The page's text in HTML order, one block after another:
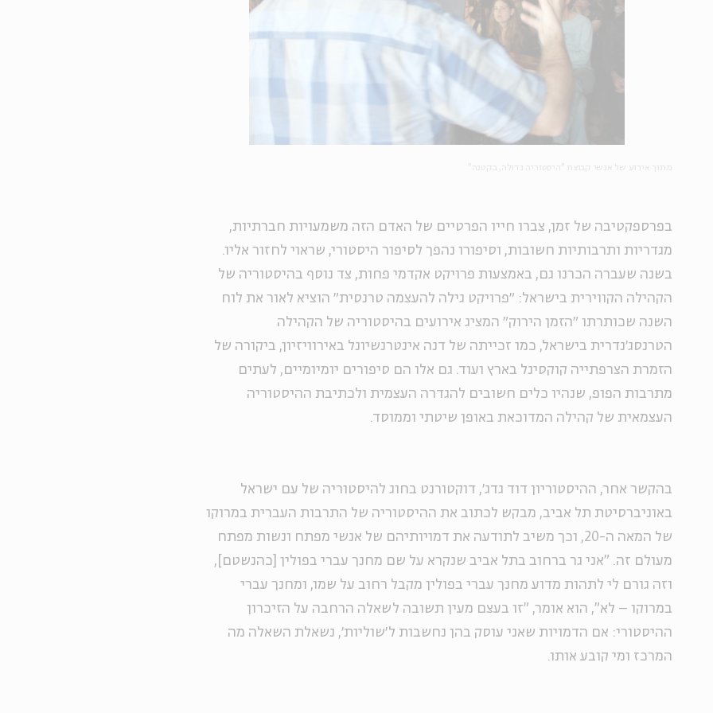
בפרספקטיבה של זמן, צברו חייו הפרטיים של האדם הזה משמעויות חברתיות,
מגדריות ותרבותיות חשובות, וסיפורו נהפך לסיפור היסטורי, שראוי לחזור אליו.
בשנה שעברה הכרנו גם, באמצעות פרויקט אקדמי פחות, צד נוסף בהיסטוריה של
הקהילה הקווירית בישראל: ״פרויקט גילה להעצמה טרנסית״ הוציא לאור את לוח
השנה שכותרתו ״הזמן הירוק״ המציג אירועים בהיסטוריה של הקהילה
הטרנסג׳נדרית בישראל, כמו זכייתה של דנה אינטרנשיונל באירוויזיון, ביקורה של
הזמרת הצרפתייה קוקסינל בארץ ועוד. גם אלו הם סיפורים יומיומיים, לעתים
מתרבות הפופ, שנהיו כלים חשובים להגדרה העצמית ולכתיבת ההיסטוריה
העצמאית של קהילה המדוכאת באופן שיטתי וממוסד.
בהקשר אחר, ההיסטוריון דוד גדג׳, דוקטורנט בחוג להיסטוריה של עם ישראל
באוניברסיטת תל אביב, מבקש לכתוב את ההיסטוריה של התרבות העברית במרוקו
של המאה ה-20, וכך משיב לתודעה את דמויותיהם של אנשי מפתח ונשות מפתח
מעולם זה. "אני גר ברחוב בתל אביב שנקרא על שם מחנך עברי בפולין [כהנשטם],
וזה גורם לי לתהות מדוע מחנך עברי בפולין מקבל רחוב על שמו, ומחנך עברי
במרוקו – לא", הוא אומר, "זו בעצם מעין תשובה לשאלה הרחבה על הזיכרון
ההיסטורי: אם הדמויות שאני עוסק בהן נחשבות ל׳שוליות׳, נשאלת השאלה מה
המרכז ומי קובע אותו.